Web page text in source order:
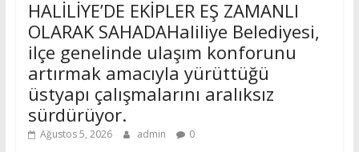
HALİLİYE’DE EKİPLER EŞ ZAMANLI
OLARAK SAHADAHaliliye Belediyesi,
ilçe genelinde ulaşım konforunu
artırmak amacıyla yürüttüğü
üstyapı çalışmalarını aralıksız
sürdürüyor.
Ağustos 5, 2026 admin 0